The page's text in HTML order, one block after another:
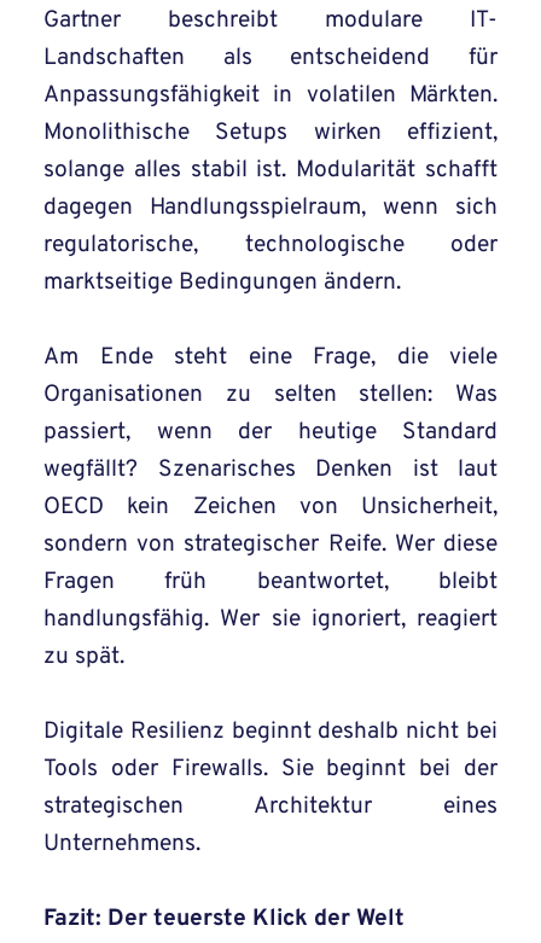
Gartner beschreibt modulare IT-
Landschaften als entscheidend für
Anpassungsfähigkeit in volatilen Märkten.
Monolithische Setups wirken effizient,
solange alles stabil ist. Modularität schafft
dagegen Handlungsspielraum, wenn sich
regulatorische, technologische oder
marktseitige Bedingungen ändern.
Am Ende steht eine Frage, die viele
Organisationen zu selten stellen: Was
passiert, wenn der heutige Standard
wegfällt? Szenarisches Denken ist laut
OECD kein Zeichen von Unsicherheit,
sondern von strategischer Reife. Wer diese
Fragen früh beantwortet, bleibt
handlungsfähig. Wer sie ignoriert, reagiert
zu spät.
Digitale Resilienz beginnt deshalb nicht bei
Tools oder Firewalls. Sie beginnt bei der
strategischen Architektur eines
Unternehmens.
Fazit: Der teuerste Klick der Welt